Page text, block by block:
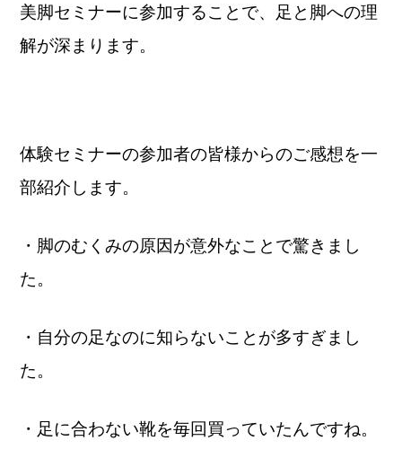
美脚セミナーに参加することで、足と脚への理
解が深まります。
体験セミナーの参加者の皆様からのご感想を一
部紹介します。
・脚のむくみの原因が意外なことで驚きまし
た。
・自分の足なのに知らないことが多すぎまし
た。
・足に合わない靴を毎回買っていたんですね。